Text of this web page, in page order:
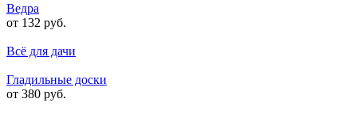
Ведра
от 132 руб.
Всё для дачи
Гладильные доски
от 380 руб.